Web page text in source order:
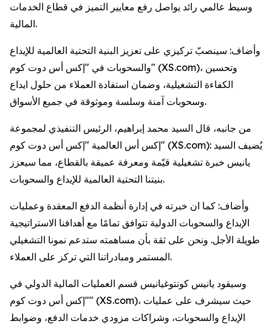
وسيط عالمي رائد يواصل رفع معايير التميز في قطاع الخدمات
المالية.
وأضاف: سينصبّ تركيزي على تعزيز البنية التحتية العالمية للإيداع
والسحوبات في "إكس أس دوت كوم" (XS.com)، وتحسين
الكفاءة التشغيلية، وضمان استفادة العملاء من حلول ايداع
وسحوبات آمنة وسلسة وموثوقة في جميع الأسواق.
من جانبه، قال السيد محمد إبراهيم، الرئيس التنفيذي لمجموعة
إكس أس العالمية "إكس أس دوت كوم" (XS.com): يُضيف السيد
يانيس خبرة تشغيلية قيّمة ومعرفة عميقة بالقطاع، مما سيعزز
بنيتنا التحتية العالمية للإيداع والسحوبات.
وأضاف: كما ان خبرته في إدارة أنظمة الدفع المعقدة وعمليات
الإيداع والسحوبات الدولية تتوافق تمامًا مع أهدافنا الاستراتيجية
طويلة الأجل. ونحن على ثقة بأن مساهمته ستدعم نمونا التشغيلي
المستمر ومبادراتنا التي تركز على العملاء.
وسيقود يانيس كونتوغيانيس قسم العمليات المالية الدولي في
"إكس أس دوت كوم" (XS.com)، حيث سيشرف على عمليات
الإيداع والسحوبات، وشراكات مزودي خدمات الدفع، وضوابط